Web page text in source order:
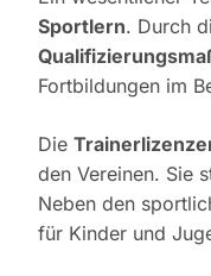
Sportlern. Durch
Fortbildungen im
Die
den Vereinen. Sie
Neben den
für Kinder und